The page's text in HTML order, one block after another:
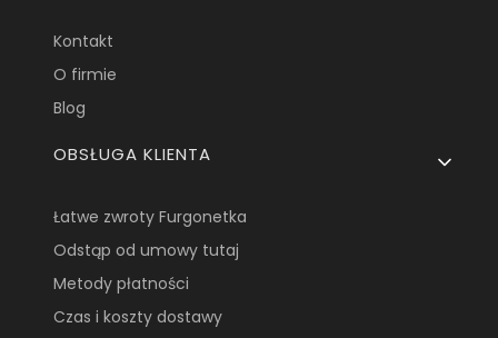
Kontakt
O firmie
Blog
OBSŁUGA KLIENTA
Łatwe zwroty Furgonetka
Odstąp od umowy tutaj
Metody płatności
Czas i koszty dostawy